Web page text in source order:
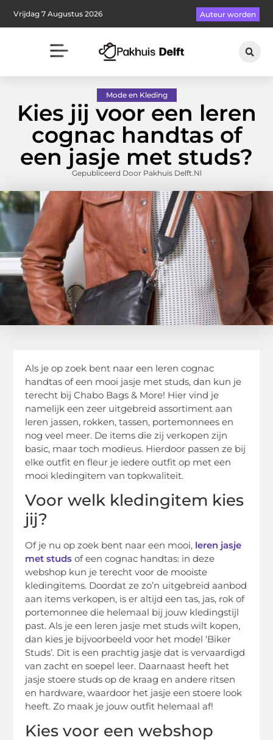
Vrijdag 7 Augustus 2026 Auteur worden
Mode en Kleding
Kies jij voor een leren
cognac handtas of
een jasje met studs?
Gepubliceerd Door Pakhuis Delft.nl
Als je op zoek bent naar een leren cognac
handtas of een mooi jasje met studs, dan kun je
terecht bij Chabo Bags & More! Hier vind je
namelijk een zeer uitgebreid assortiment aan
leren jassen, rokken, tassen, portemonnees en
nog veel meer. De items die zij verkopen zijn
basic, maar toch modieus. Hierdoor passen ze bij
elke outfit en fleur je iedere outfit op met een
mooi kledingitem van topkwaliteit.
Voor welk kledingitem kies
jij?
Of je nu op zoek bent naar een mooi, leren jasje
met studs of een cognac handtas: in deze
webshop kun je terecht voor de mooiste
kledingitems. Doordat ze zo’n uitgebreid aanbod
aan items verkopen, is er altijd een tas, jas, rok of
portemonnee die helemaal bij jouw kledingstijl
past. Als je een leren jasje met studs wilt kopen,
dan kies je bijvoorbeeld voor het model ‘Biker
Studs’. Dit is een prachtig jasje dat is vervaardigd
van zacht en soepel leer. Daarnaast heeft het
jasje stoere studs op de kraag en andere ritsen
en hardware, waardoor het jasje een stoere look
heeft. Zo maak je jouw outfit helemaal af!
Kies voor een webshop